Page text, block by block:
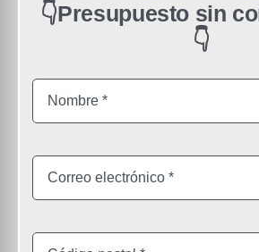
👇Presupuesto sin
👇